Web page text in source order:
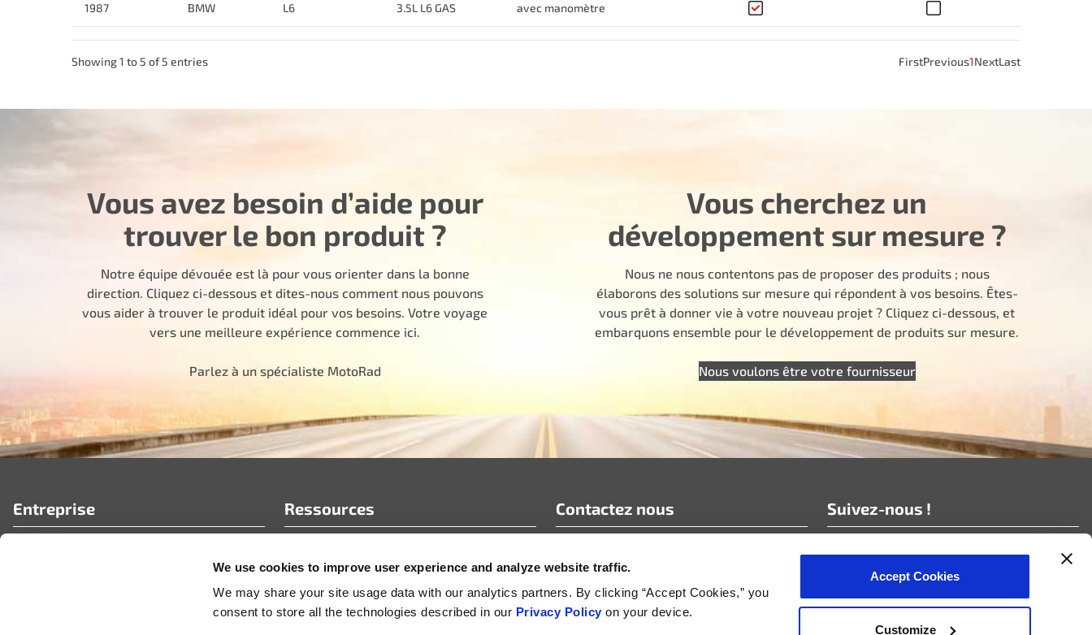
We use cookies to improve user experience and analyze website traffic.
We may share your site usage data with our analytics partners. By clicking “Accept Cookies,” you
consent to store all the technologies described in our Privacy Policyon your device.
Accept Cookies
Customize
1987 BMW L6 3.5L L6 GAS avec manomètre
Showing 1 to 5 of 5 entries FirstPrevious1NextLast
Vous avez besoin d’aide pour
trouver le bon produit ?
Notre équipe dévouée est là pour vous orienter dans la bonne
direction. Cliquez ci-dessous et dites-nous comment nous pouvons
vous aider à trouver le produit idéal pour vos besoins. Votre voyage
vers une meilleure expérience commence ici.
Parlez à un spécialiste MotoRad
Vous cherchez un
développement sur mesure ?
Nous ne nous contentons pas de proposer des produits ; nous
élaborons des solutions sur mesure qui répondent à vos besoins. Êtes-
vous prêt à donner vie à votre nouveau projet ? Cliquez ci-dessous, et
embarquons ensemble pour le développement de produits sur mesure.
Nous voulons être votre fournisseur
Entreprise Ressources
Articles techniques et livres blancs
Actualités et communiqués de presse
Vidéos
Contactez nous
+1-888-262-4153
Suivez-nous !